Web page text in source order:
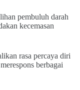
pembuluh darah
kecemasan
rasa percaya diri
berbagai